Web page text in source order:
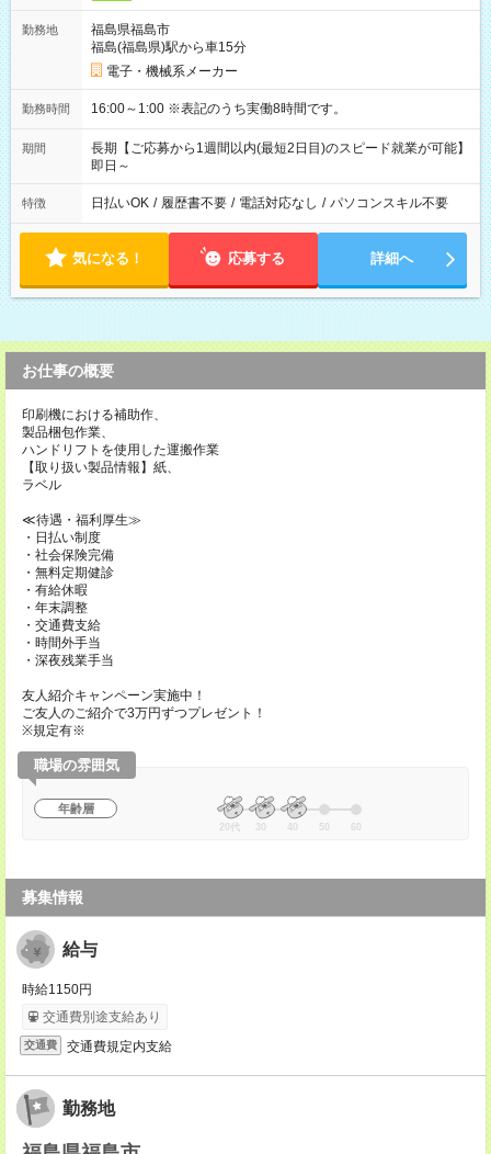
勤務地
福島県福島市
福島(福島県)駅から車15分
電子・機械系メーカー
勤務時間 16:00～1:00 ※表記のうち実働8時間です。
期間
長期【ご応募から1週間以内(最短2日目)のスピード就業が可能】
即日～
特徴 日払いOK / 履歴書不要 / 電話対応なし / パソコンスキル不要
気になる！ 応募する 詳細へ
お仕事の概要
印刷機における補助作、
製品梱包作業、
ハンドリフトを使用した運搬作業
【取り扱い製品情報】紙、
ラベル
≪待遇・福利厚生≫
・日払い制度
・社会保険完備
・無料定期健診
・有給休暇
・年末調整
・交通費支給
・時間外手当
・深夜残業手当
友人紹介キャンペーン実施中！
ご友人のご紹介で3万円ずつプレゼント！
※規定有※
職場の雰囲気
年齢層
20代 30 40 50 60
募集情報
給与
時給1150円
交通費別途支給あり
交通費 交通費規定内支給
勤務地